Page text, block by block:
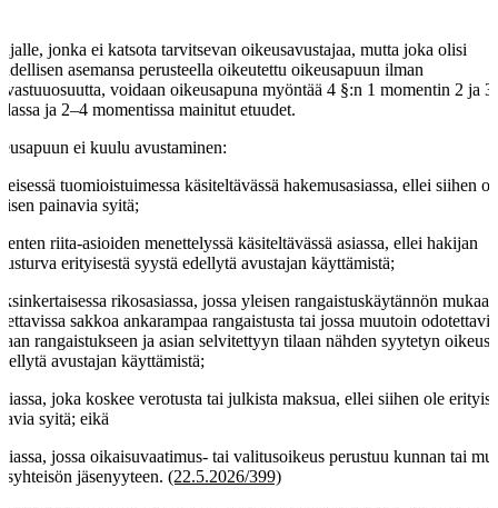
jonka ei katsota tarvitsevan oikeusavustajaa, mutta joka olisi
asemansa perusteella oikeutettu oikeusapuun ilman
voidaan oikeusapuna myöntää 4 §:n 1 momentin 2 ja 3
ja 2–4 momentissa mainitut etuudet.
ei kuulu avustaminen:
tuomioistuimessa käsiteltävässä hakemusasiassa, ellei siihen
painavia syitä;
riita-asioiden menettelyssä käsiteltävässä asiassa, ellei hakijan
erityisestä syystä edellytä avustajan käyttämistä;
rikosasiassa, jossa yleisen rangaistuskäytännön
sakkoa ankarampaa rangaistusta tai jossa muutoin
rangaistukseen ja asian selvitettyyn tilaan nähden syytetyn
avustajan käyttämistä;
joka koskee verotusta tai julkista maksua, ellei siihen ole
syitä; eikä
jossa oikaisuvaatimus- tai valitusoikeus perustuu kunnan tai
jäsenyyteen. (22.5.2026/399)